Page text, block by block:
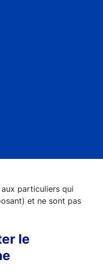
particuliers qui
et ne sont pas
le